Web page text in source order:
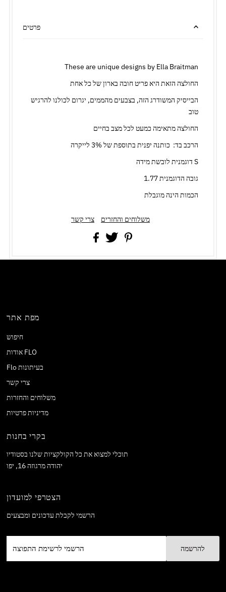
פרטים
These are unique designs by Ella Braitman
החולצה הזאת היא פריט חובה בארון של כל אחת
הבייסיק המשודרג הזה, בצבעים מהממים, יגרום לכולנו להרגיש
טוב
החולצה מתאימה כמעט לכל מצב בחיים
הרכב בד: כותנה יפנית בתוספת של 3% לייקרה
דוגמנית לובשת מידה S
גובה הדוגמנית 1.77
הכמות הינה מוגבלת
צרי קשר משלוחים והחזרים
מפת אתר
חיפוש
אודות FLO
Flo בעיתונות
צרי קשר
משלוחים והחזרות
מדיניות פרטיות
בקרי בחנות
יהודה מרגוזה 16, יפו
הצטרפי למועדון
הרשמי לקבלת עדכונים ומבצעים
לרשימת
התפוצה